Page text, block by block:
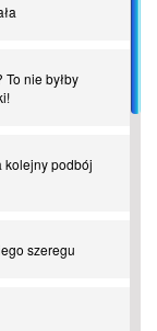
nie byłby
kolejny podbój
szeregu